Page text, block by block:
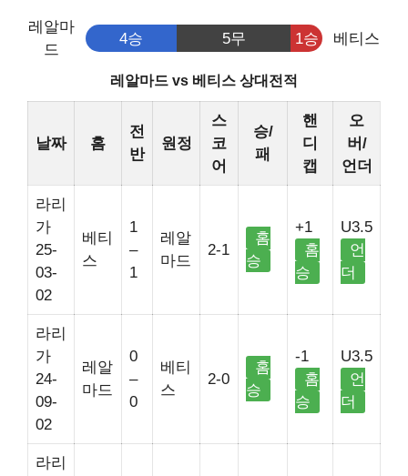
레알마
드
4승 5무 1승 베티스
레알마드 vs 베티스 상대전적
날짜 홈
전
반
원정
스
코
어
승/
패
핸
디
캡
오
버/
언더
라리
가
25-
03-
02
베티
스
1
–
1
레알
마드
2-1
홈
승
+1
홈
승
U3.5
언
더
라리
가
24-
09-
02
레알
마드
0
–
0
베티
스
2-0
홈
승
-1
홈
승
U3.5
언
더
라리